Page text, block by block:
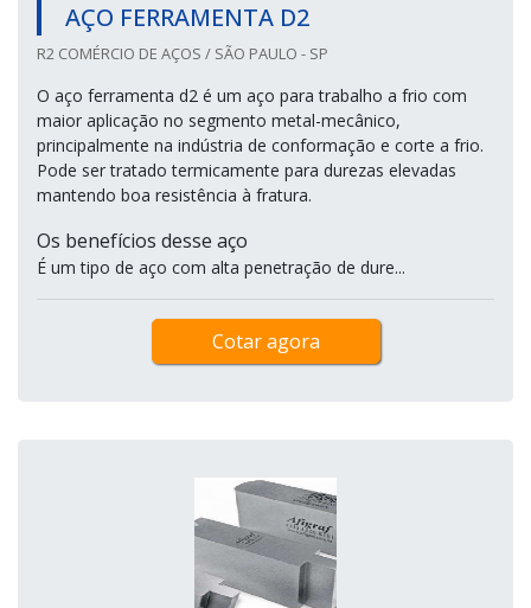
AÇO FERRAMENTA D2
R2 COMÉRCIO DE AÇOS / SÃO PAULO - SP
O aço ferramenta d2 é um aço para trabalho a frio com
maior aplicação no segmento metal-mecânico,
principalmente na indústria de conformação e corte a frio.
Pode ser tratado termicamente para durezas elevadas
mantendo boa resistência à fratura.
Os benefícios desse aço
É um tipo de aço com alta penetração de dure...
Cotar agora